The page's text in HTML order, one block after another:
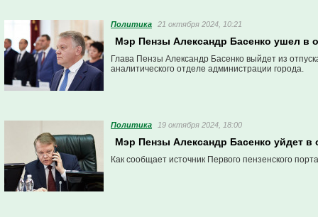
Политика 21 октября 2024, 10:21
Мэр Пензы Александр Басенко ушел в
Глава Пензы Александр Басенко выйдет из
аналитического отделе администрации города.
Политика 19 октября 2024, 18:00
Мэр Пензы Александр Басенко уйдет в
Как сообщает источник Первого пензенского